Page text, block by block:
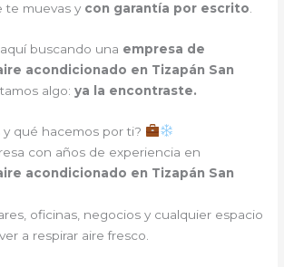
te muevas y con garantía por escrito
buscando una empresa de
acondicionado en Tizapán San
algo:ya la encontraste.
y qué hacemos por ti?
con años de experiencia en
acondicionado en Tizapán San
oficinas, negocios y cualquier espacio
a respirar aire fresco.